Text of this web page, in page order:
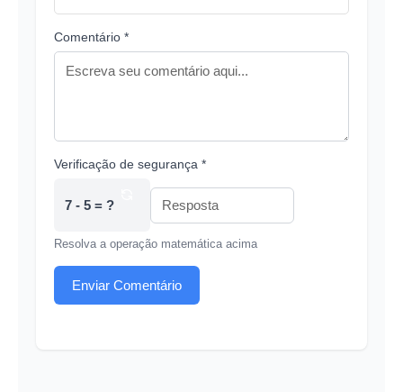
Comentário *
Verificação de segurança *
7 - 5 = ?
Resolva a operação matemática acima
Enviar Comentário